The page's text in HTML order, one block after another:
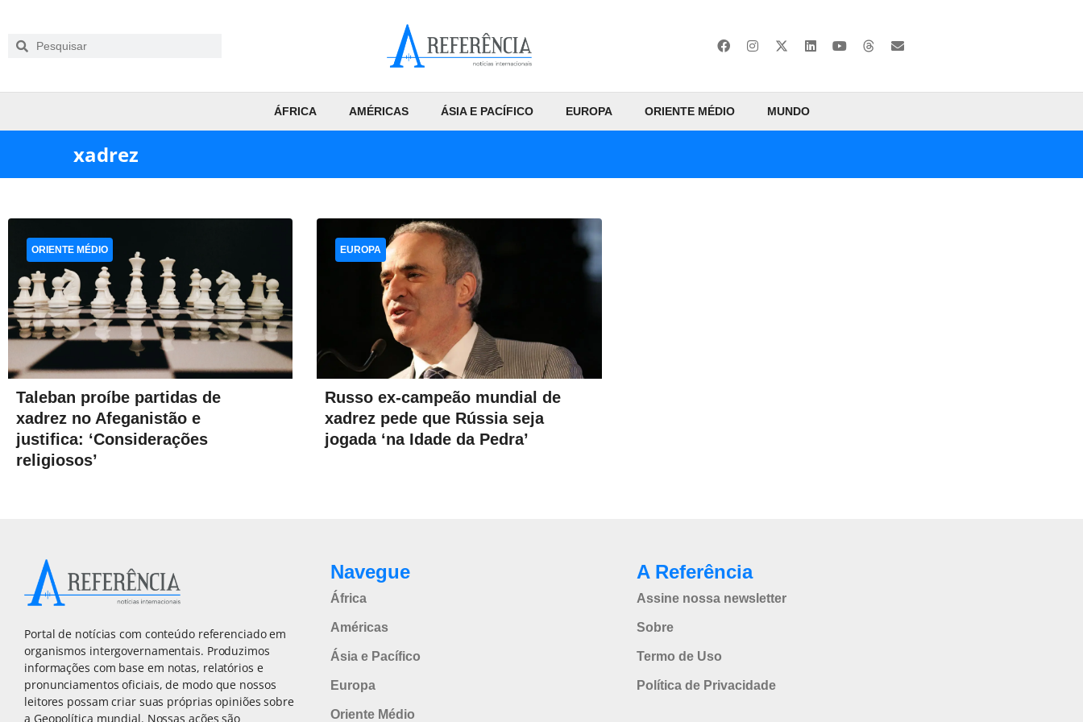
ÁFRICA AMÉRICAS ÁSIA E PACÍFICO EUROPA ORIENTE MÉDIO MUNDO
xadrez
Taleban proíbe partidas de
xadrez no Afeganistão e
justifica: ‘Considerações
religiosos’
ORIENTE MÉDIO
Russo ex-campeão mundial de
xadrez pede que Rússia seja
jogada ‘na Idade da Pedra’
EUROPA
Portal de notícias com conteúdo referenciado em
organismos intergovernamentais. Produzimos
informações com base em notas, relatórios e
pronunciamentos oficiais, de modo que nossos
leitores possam criar suas próprias opiniões sobre
a Geopolítica mundial. Nossas ações são
Navegue
África
Américas
Ásia e Pacífico
Europa
Oriente Médio
A Referência
Assine nossa newsletter
Sobre
Termo de Uso
Política de Privacidade